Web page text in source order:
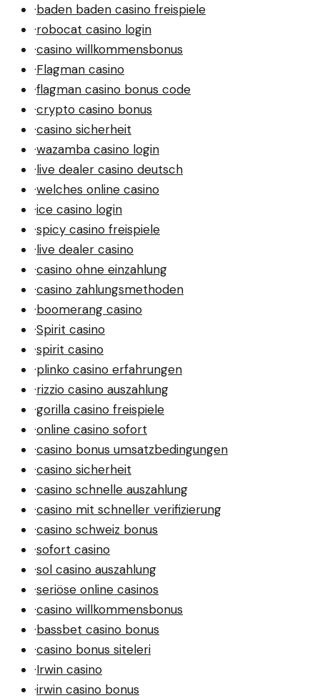
·baden baden casino freispiele
·robocat casino login
·casino willkommensbonus
·Flagman casino
·flagman casino bonus code
·crypto casino bonus
·casino sicherheit
·wazamba casino login
·live dealer casino deutsch
·welches online casino
·ice casino login
·spicy casino freispiele
·live dealer casino
·casino ohne einzahlung
·casino zahlungsmethoden
·boomerang casino
·Spirit casino
·spirit casino
·plinko casino erfahrungen
·rizzio casino auszahlung
·gorilla casino freispiele
·online casino sofort
·casino bonus umsatzbedingungen
·casino sicherheit
·casino schnelle auszahlung
·casino mit schneller verifizierung
·casino schweiz bonus
·sofort casino
·sol casino auszahlung
·seriöse online casinos
·casino willkommensbonus
·bassbet casino bonus
·casino bonus siteleri
·Irwin casino
·irwin casino bonus